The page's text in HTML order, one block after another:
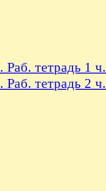
Раб. тетрадь 1 ч.
Раб. тетрадь 2 ч.